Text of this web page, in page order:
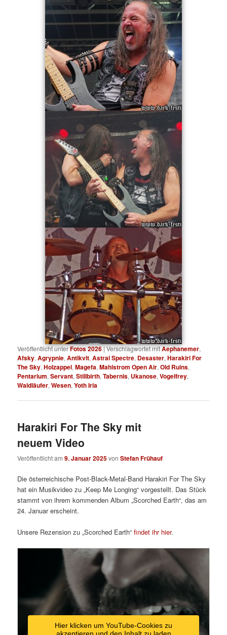
Veröffentlicht unterFotos 2026|Verschlagwortet mitAephanemer,
Afsky,Agrypnie,Antikvlt,Astral Spectre, Desaster,Harakiri For
The Sky,Holzappel,Magefa,Mahlstrom Open Air,Old Ruins,
Pentarium,Servant,Stillbirth,Tabernis, Ukanose,Vogelfrey,
Waldläufer,Wesen,Yoth Iria
Harakiri For The Sky mit
neuem Video
Veröffentlicht am9. Januar 2025vonStefan Frühauf
Die österreichische Post-Black-Metal-Band Harakiri For The Sky
hat ein Musikvideo zu „Keep Me Longing“ vorgestellt. Das Stück
stammt von ihrem kommenden Album „Scorched Earth“, das am
24. Januar erscheint.
Unsere Rezension zu „Scorched Earth“findet ihr hier.
Hier klicken um YouTube-Cookies zu